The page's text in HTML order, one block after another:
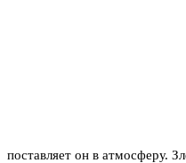
поставляет он в атмосферу.